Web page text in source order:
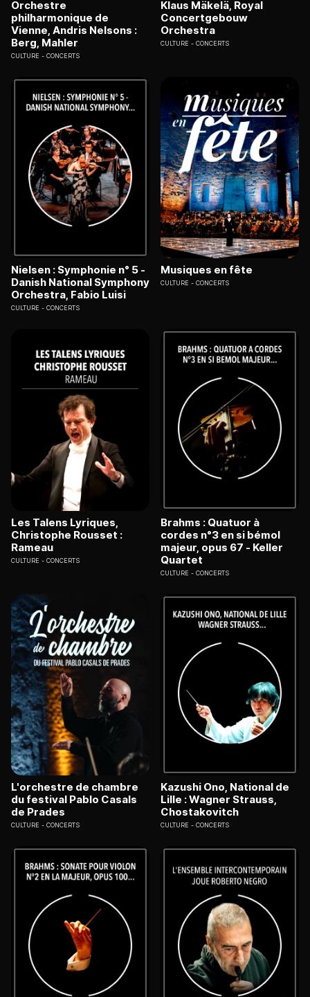
Orchestre
philharmonique de
Vienne, Andris Nelsons :
Berg, Mahler
CULTURE CONCERTS
Klaus Mäkelä, Royal
Concertgebouw
Orchestra
CULTURE CONCERTS
Nielsen : Symphonie n° 5 -
Danish National Symphony
Orchestra, Fabio Luisi
CULTURE CONCERTS
Musiques en fête
CULTURE CONCERTS
Les Talens Lyriques,
Christophe Rousset :
Rameau
CULTURE CONCERTS
Brahms : Quatuor à
cordes n°3 en si bémol
majeur, opus 67 - Keller
Quartet
CULTURE CONCERTS
L'orchestre de chambre
du festival Pablo Casals
de Prades
CULTURE CONCERTS
Kazushi Ono, National de
Lille : Wagner Strauss,
Chostakovitch
CULTURE CONCERTS